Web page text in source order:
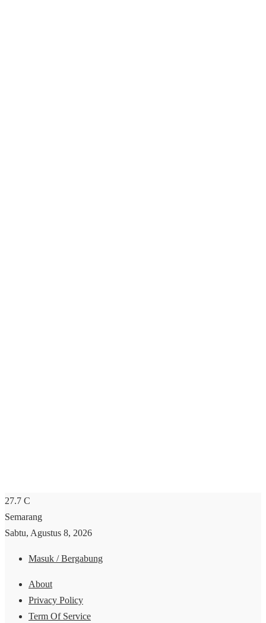
27.7 C
Semarang
Sabtu, Agustus 8, 2026
Masuk / Bergabung
About
Privacy Policy
Term Of Service